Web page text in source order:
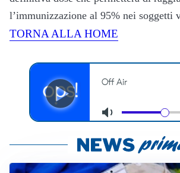
l’immunizzazione al 95% nei soggetti
TORNA ALLA HOME